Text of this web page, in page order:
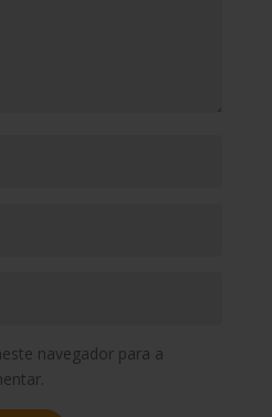
navegador para a